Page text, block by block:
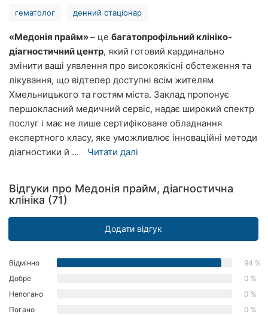
Миколаїв
Херсон
Полтава
Чернігів
Черкаси
Чернівці
Івано-
Франківськ
Карпати
гематолог денний стаціонар
«Медонія прайм»– це багатопрофільний клініко-
діагностичний центр, який готовий кардинально
змінити ваші уявлення про високоякісні обстеження та
лікування, що відтепер доступні всім жителям
Хмельницького та гостям міста. Заклад пропонує
першокласний медичний сервіс, надає широкий спектр
послуг і має не лише сертифіковане обладнання
експертного класу, яке уможливлює інноваційні методи
діагностики й ...
Читати далі
Відгуки про Медонія прайм, діагностична
клініка (71)
Додати відгук
Відмінно
94 %
Добре
0 %
Непогано
0 %
Погано
0 %